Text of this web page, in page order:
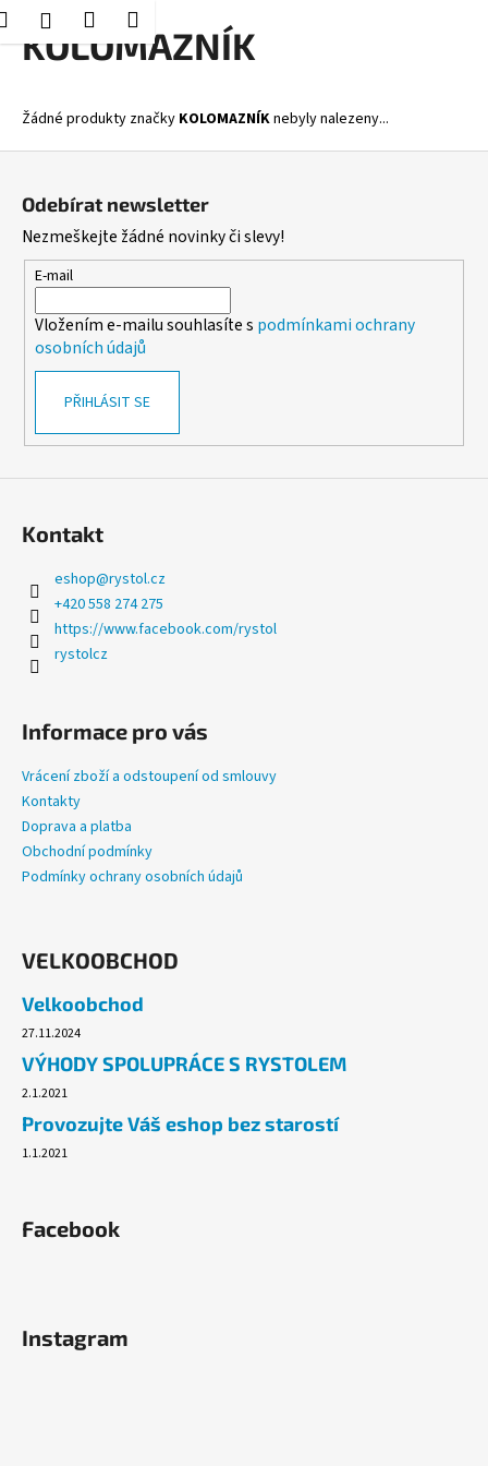
Přejít
HledatPřihlášení
Nákupní
košík
Menu
KOLOMAZNÍK
Žádné produkty značky KOLOMAZNÍKnebyly nalezeny...
K
o
Zpět
Zpět
C
o
o
t
ř
e
b
u
n
j
t
?
HLEDAT
D
o
p
u
u
j
e
m
e
FIXAČNÍ
RUČNÍ
0,95KG,
71,20
Odebírat newsletter
Nezmeškejte žádné novinky či slevy!
E-mail
Vložením e-mailu souhlasíte s podmínkami ochrany
osobních údajů
PŘIHLÁSIT SE
Kontakt
eshop@rystol.cz
+420 558 274 275
https://www.facebook.com/rystol
rystolcz
Informace pro vás
Vrácení zboží a odstoupení od smlouvy
Kontakty
Doprava a platba
Obchodní podmínky
Podmínky ochrany osobních údajů
VELKOOBCHOD
Velkoobchod
27.11.2024
VÝHODY SPOLUPRÁCE S RYSTOLEM
2.1.2021
Provozujte Váš eshop bez starostí
1.1.2021
Facebook
Instagram